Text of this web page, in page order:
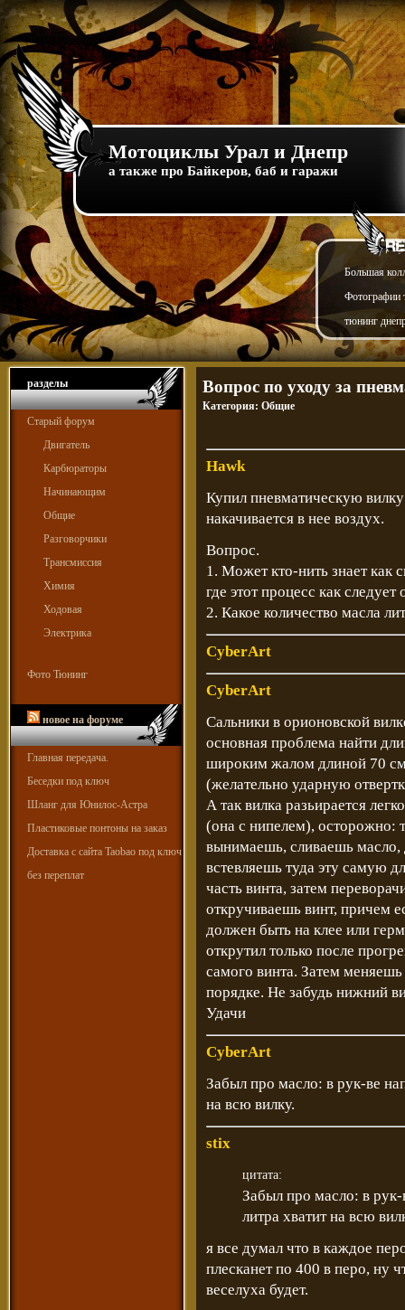
Мотоциклы Урал и Днепр
а также про Байкеров, баб и гаражи
Большая
Фотографии
тюнинг
разделы
Старый форум
Двигатель
Карбюраторы
Начинающим
Общие
Разговорчики
Трансмиссия
Химия
Ходовая
Электрика
Фото Тюнинг
новое на форуме
Главная передача.
Беседки под ключ
Шланг для Юнилос-Астра
Пластиковые понтоны на заказ
Доставка с сайта Taobao под ключ
без переплат
Вопрос по уходу за
Категория: Общие
Hawk
Купил пневматическую
накачивается в нее воздух.
Вопрос.
1. Может кто-нить знает как
где этот процесс как следует
2. Какое количество масла
CyberArt
CyberArt
Сальники в орионовской
основная проблема найти
широким жалом длиной 70
(желательно ударную
А так вилка разьирается
(она с нипелем), осторожно:
вынимаешь, сливаешь масло,
встевляешь туда эту самую
часть винта, затем
откручиваешь винт, причем
должен быть на клее или
открутил только после
самого винта. Затем
порядке. Не забудь нижний
Удачи
CyberArt
Забыл про масло: в рук-ве
на всю вилку.
stix
цитата:
Забыл про масло: в
литра хватит на всю
я все думал что в каждое
плесканет по 400 в перо, ну
веселуха будет.